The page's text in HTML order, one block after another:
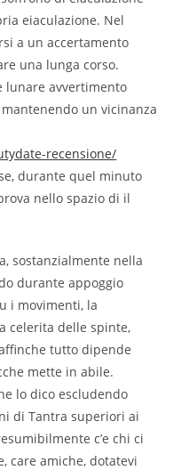
eiaculazione. Nel
a un accertamento
una lunga corso.
lunare avvertimento
un vicinanza
recensione/
durante quel minuto
nello spazio di il
sostanzialmente nella
durante appoggio
i movimenti, la
celerita delle spinte,
tutto dipende
mette in abile.
lo dico escludendo
di Tantra superiori ai
c’e chi ci
care amiche, dotatevi